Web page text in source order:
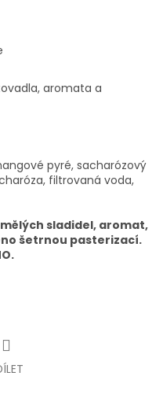
aromata a
pyré, sacharózový
filtrovaná voda,
sladidel, aromat,
šetrnou pasterizací.